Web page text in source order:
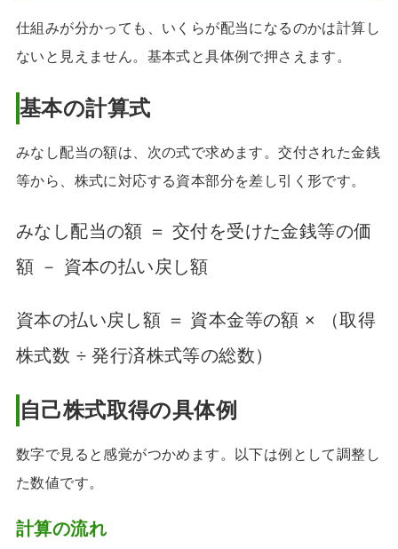
仕組みが分かっても、いくらが配当になるのかは計算し
ないと見えません。基本式と具体例で押さえます。
基本の計算式
みなし配当の額は、次の式で求めます。交付された金銭
等から、株式に対応する資本部分を差し引く形です。
みなし配当の額 ＝ 交付を受けた金銭等の価
額 － 資本の払い戻し額
資本の払い戻し額 ＝ 資本金等の額 × （取得
株式数 ÷ 発行済株式等の総数）
自己株式取得の具体例
数字で見ると感覚がつかめます。以下は例として調整し
た数値です。
計算の流れ